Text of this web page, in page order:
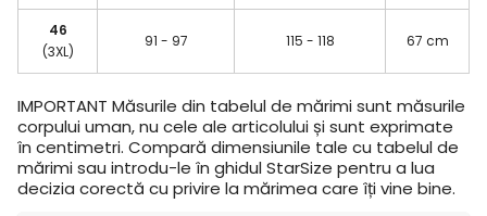
46
(3XL)
91 - 97 115 - 118 67 cm
IMPORTANT Măsurile din tabelul de mărimi sunt măsurile
corpului uman, nu cele ale articolului și sunt exprimate
în centimetri. Compară dimensiunile tale cu tabelul de
mărimi sau introdu-le în ghidul StarSize pentru a lua
decizia corectă cu privire la mărimea care îți vine bine.